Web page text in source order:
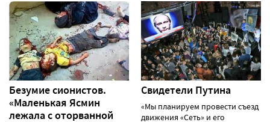
Безумие сионистов.
«Маленькая Ясмин
лежала с оторванной
Свидетели Путина
«Мы планируем провести съезд
движения «Сеть» и его